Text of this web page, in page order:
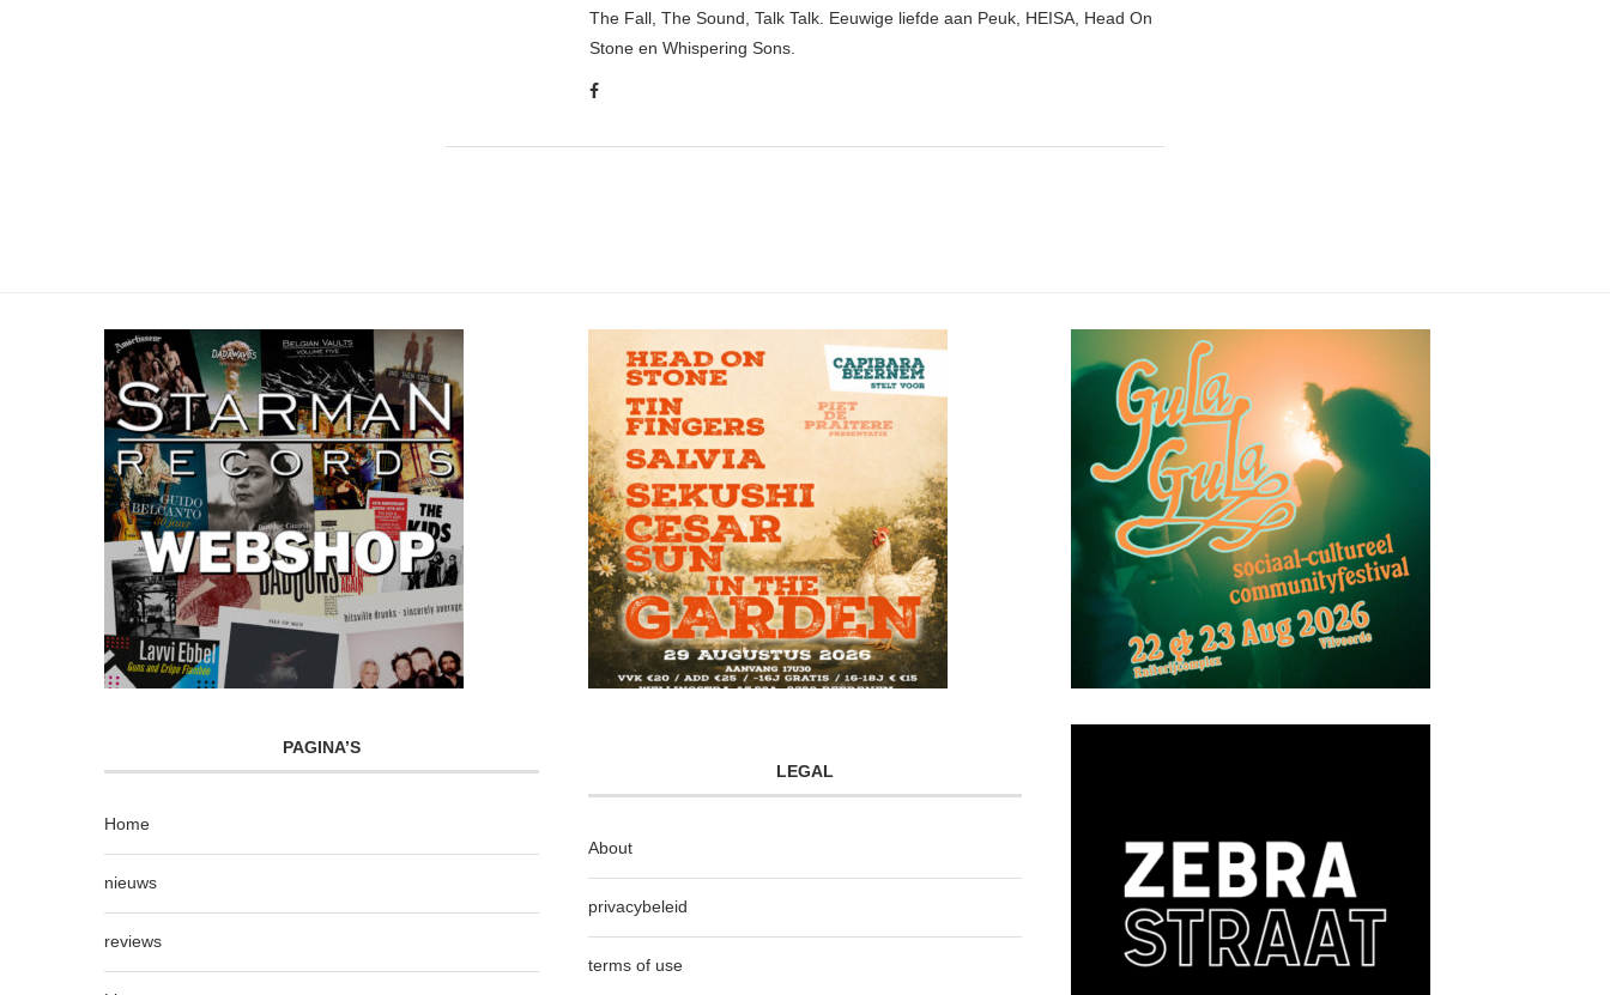
The Fall, The Sound, Talk Talk. Eeuwige liefde aan Peuk, HEISA, Head On
Stone en Whispering Sons.
PAGINA’S
Home
nieuws
reviews
LEGAL
About
privacybeleid
terms of use